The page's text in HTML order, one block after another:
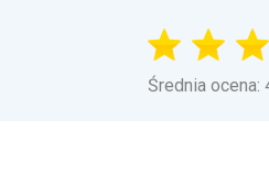
Średnia ocena: